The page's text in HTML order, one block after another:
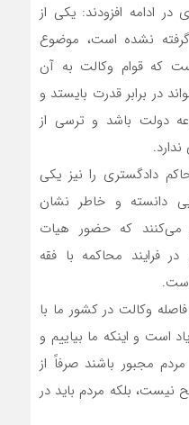
ادامه افزودند: یکی از
نشده است، موضوع
که قوام وکالت به آن
در برابر قدرت بایستد و
دولت باشد و ترسی از
دادگستری را نیز یکی
دانسته و خاطر نشان
می‌کنند که حضور هیات
فرایند محاکمه با فقه
است.
وکالت در کشور ما با
است و اینکه ما بیاییم و
مجبور باشند صرفاً از
نیست، بلکه مردم باید در